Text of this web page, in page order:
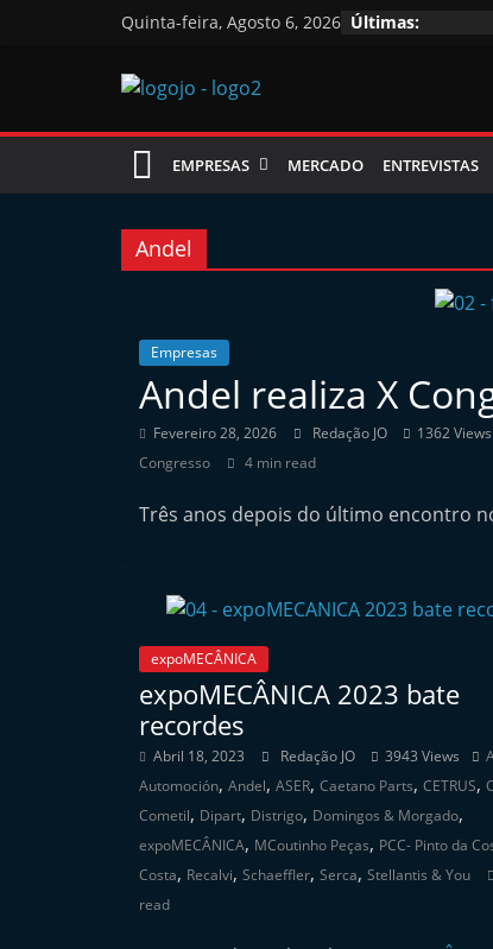
Quinta-feira, Agosto 6, 2026 Últimas:
Jornal
das
Oficinas
EMPRESAS MERCADO ENTREVISTAS
Andel
Empresas
Andel realiza X
Fevereiro 28, 2026 Redação JO 1362 Views
Congresso
4 min read
Três anos depois do último encontro
expoMECÂNICA
expoMECÂNICA 2023 bate
recordes
Abril 18, 2023 Redação JO 3943 Views
Automoción, Andel, ASER, Caetano Parts, CETRUS,
Cometil, Dipart, Distrigo, Domingos & Morgado,
expoMECÂNICA, MCoutinho Peças, PCC- Pinto da
Costa, Recalvi, Schaeffler, Serca, Stellantis & You
read